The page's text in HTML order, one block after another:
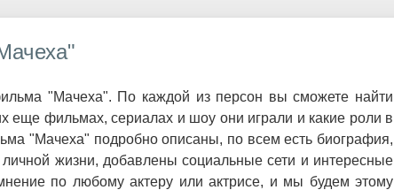
"Мачеха". По каждой из персон вы сможете найти
еще фильмах, сериалах и шоу они играли и какие роли в
"Мачеха" подробно описаны, по всем есть биография,
жизни, добавлены социальные сети и интересные
по любому актеру или актрисе, и мы будем этому